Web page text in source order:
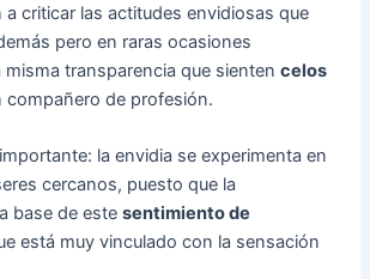
criticar las actitudes envidiosas que
pero en raras ocasiones
misma transparencia que sientencelos
compañero de profesión.
la envidia se experimenta en
cercanos, puesto que la
base de estesentimiento de
está muy vinculado con la sensación